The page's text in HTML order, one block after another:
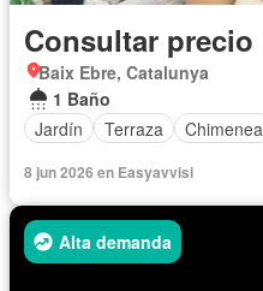
Consultar precio
Baix Ebre, Catalunya
1 Baño
Jardín
Terraza Chimenea
8 jun 2026 en Easyavvisi
Alta demanda